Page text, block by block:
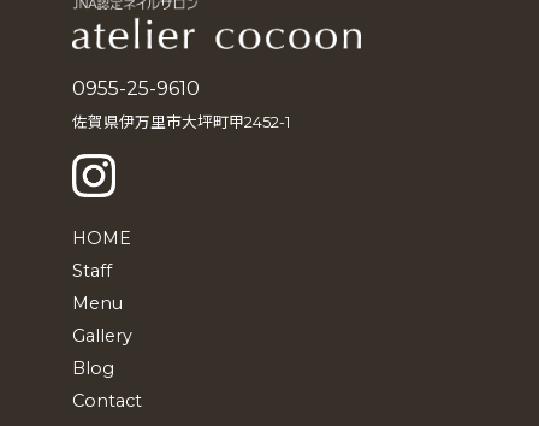
0955-25-9610
佐賀県伊万里市大坪町甲2452-1
HOME
Staff
Menu
Gallery
Blog
Contact